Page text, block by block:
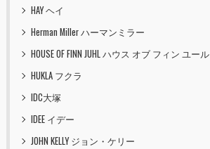
HAY ヘイ
Herman Miller ハーマンミラー
HOUSE OF FINN JUHL ハウス オブ フィン ユール
HUKLA フクラ
IDC大塚
IDEE イデー
JOHN KELLY ジョン・ケリー